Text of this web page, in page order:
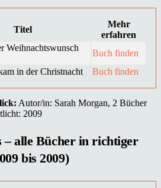
Titel
Mehr
erfahren
Weihnachtswunsch
Buch finden
in der Christnacht Buch finden
Autor/in: Sarah Morgan, 2 Bücher
2009
alle Bücher in richtiger
bis 2009)